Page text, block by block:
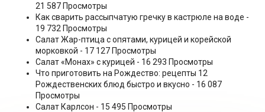
21 587 Просмотры
Как сварить рассыпчатую гречку в кастрюле на воде -
19 732 Просмотры
Салат Жар-птица с опятами, курицей и корейской
морковкой - 17 127 Просмотры
Салат «Монах» с курицей - 16 293 Просмотры
Что приготовить на Рождество: рецепты 12
Рождественских блюд быстро и вкусно - 16 087
Просмотры
Салат Карлсон - 15 495 Просмотры